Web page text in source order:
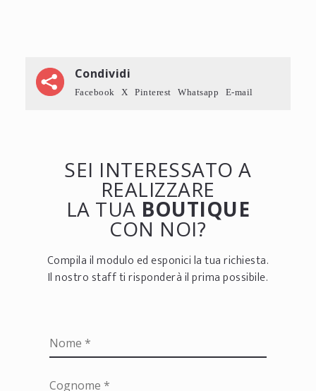
Condividi
Facebook X Pinterest Whatsapp E-mail
SEI INTERESSATO A
REALIZZARE
LA TUA BOUTIQUE
CON NOI?
Compila il modulo ed esponici la tua richiesta.
Il nostro staff ti risponderà il prima possibile.